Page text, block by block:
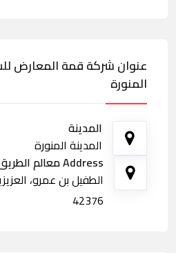
عنوان شركة قمة المعارض
المنورة
المدينة
المدينة المنورة
Address معالم الطريق
الطفيل بن عمرو،
42376